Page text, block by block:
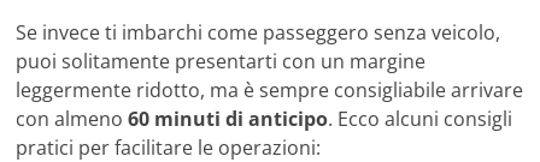
Se invece ti imbarchi come passeggero senza veicolo,
puoi solitamente presentarti con un margine
leggermente ridotto, ma è sempre consigliabile arrivare
con almeno60 minuti di anticipo. Ecco alcuni consigli
pratici per facilitare le operazioni: